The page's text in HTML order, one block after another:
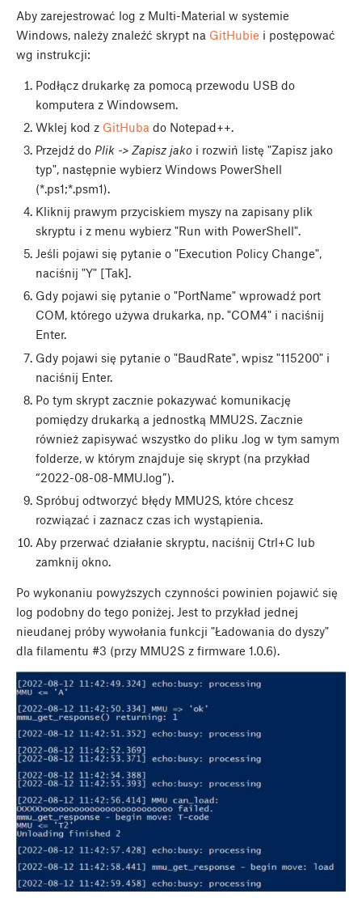
Aby zarejestrować log z Multi-Material w systemie
Windows, należy znaleźć skrypt na GitHubie i postępować
wg instrukcji:
Podłącz drukarkę za pomocą przewodu USB do
komputera z Windowsem.
Wklej kod z GitHuba do Notepad++.
Przejdź do Plik -> Zapisz jakoi rozwiń listę "Zapisz jako
typ", następnie wybierz Windows PowerShell
(*.ps1;*.psm1).
Kliknij prawym przyciskiem myszy na zapisany plik
skryptu i z menu wybierz "Run with PowerShell".
Jeśli pojawi się pytanie o "Execution Policy Change",
naciśnij "Y" [Tak].
Gdy pojawi się pytanie o "PortName" wprowadź port
COM, którego używa drukarka, np. "COM4" i naciśnij
Enter.
Gdy pojawi się pytanie o "BaudRate", wpisz "115200" i
naciśnij Enter.
Po tym skrypt zacznie pokazywać komunikację
pomiędzy drukarką a jednostką MMU2S. Zacznie
również zapisywać wszystko do pliku .log w tym samym
folderze, w którym znajduje się skrypt (na przykład
“2022-08-08-MMU.log”).
Spróbuj odtworzyć błędy MMU2S, które chcesz
rozwiązać i zaznacz czas ich wystąpienia.
Aby przerwać działanie skryptu, naciśnij Ctrl+C lub
zamknij okno.
Po wykonaniu powyższych czynności powinien pojawić się
log podobny do tego poniżej. Jest to przykład jednej
nieudanej próby wywołania funkcji "Ładowania do dyszy"
dla filamentu #3 (przy MMU2S z firmware 1.0.6).